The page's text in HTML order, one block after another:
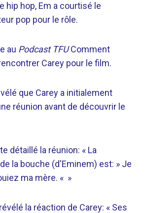
hip hop, Em a courtisé le
pop pour le rôle.
au Podcast TFUComment
Carey pour le film.
que Carey a initialement
réunion avant de découvrir le
détaillé la réunion: « La
la bouche (d'Eminem) est: » Je
ma mère. « »
la réaction de Carey: « Ses